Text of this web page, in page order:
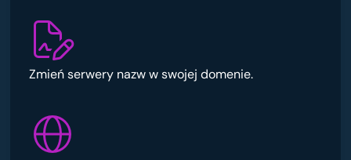
Zmień serwery nazw w swojej domenie.